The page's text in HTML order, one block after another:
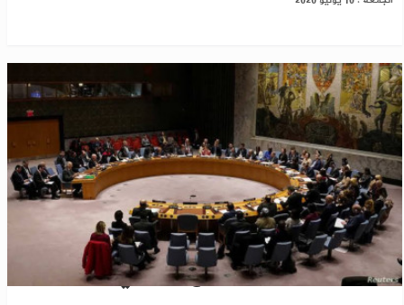
روسيا تفشل بتمرير مشروع قرار دولي حول سوريا